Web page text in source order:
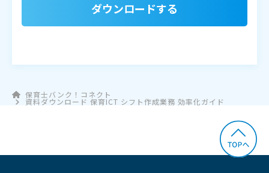
ダウンロードする
保育士バンク！コネクト
資料ダウンロード 保育ICT シフト作成業務 効率化ガイド